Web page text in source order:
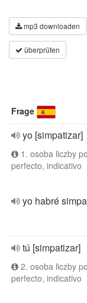
mp3 downloaden
überprüfen
Frage
yo [simpatizar]
1. osoba liczby
perfecto, indicativo
yo habré
tú [simpatizar]
2. osoba liczby
perfecto, indicativo